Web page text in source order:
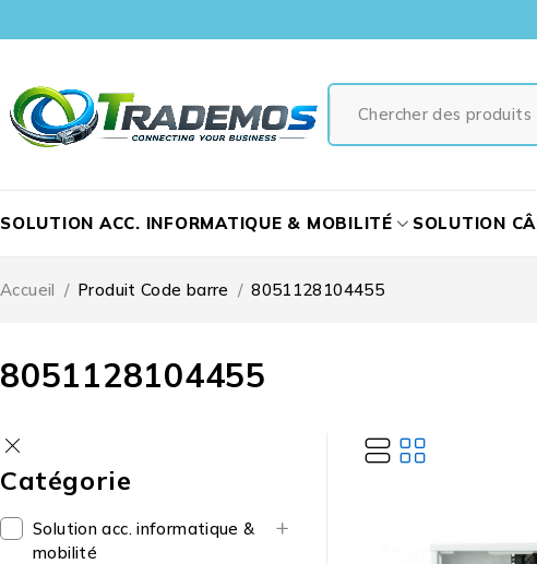
SOLUTION ACC. INFORMATIQUE & MOBILITÉ SOLUTION
8051128104455
Accueil / Produit Code barre / 8051128104455
Catégorie
Solution acc. informatique &
mobilité